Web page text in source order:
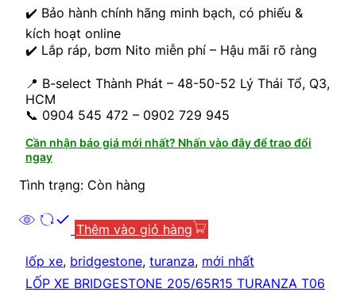
✔️ Bảo hành chính hãng minh bạch, có phiếu &
kích hoạt online
✔️ Lắp ráp, bơm Nito miễn phí – Hậu mãi rõ ràng
📍 B-select Thành Phát – 48-50-52 Lý Thái Tổ, Q3,
HCM
📞 0904 545 472 – 0902 729 945
Cần nhận báo giá mới nhất? Nhấn vào đây để trao đổi
ngay
Tình trạng: Còn hàng
Thêm vào giỏ hàng
lốp xe, bridgestone, turanza, mới nhất
LỐP XE BRIDGESTONE 205/65R15 TURANZA T06